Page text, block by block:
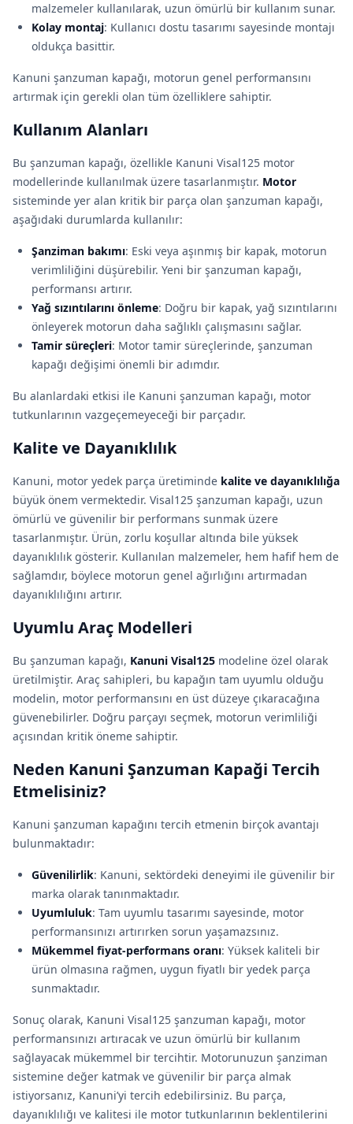
malzemeler kullanılarak, uzun ömürlü bir kullanım sunar.
Kolay montaj: Kullanıcı dostu tasarımı sayesinde montajı
oldukça basittir.
Kanuni şanzuman kapağı, motorun genel performansını
artırmak için gerekli olan tüm özelliklere sahiptir.
Kullanım Alanları
Bu şanzuman kapağı, özellikle Kanuni Visal125 motor
modellerinde kullanılmak üzere tasarlanmıştır. Motor
sisteminde yer alan kritik bir parça olan şanzuman kapağı,
aşağıdaki durumlarda kullanılır:
Şanziman bakımı: Eski veya aşınmış bir kapak, motorun
verimliliğini düşürebilir. Yeni bir şanzuman kapağı,
performansı artırır.
Yağ sızıntılarını önleme: Doğru bir kapak, yağ sızıntılarını
önleyerek motorun daha sağlıklı çalışmasını sağlar.
Tamir süreçleri: Motor tamir süreçlerinde, şanzuman
kapağı değişimi önemli bir adımdır.
Bu alanlardaki etkisi ile Kanuni şanzuman kapağı, motor
tutkunlarının vazgeçemeyeceği bir parçadır.
Kalite ve Dayanıklılık
Kanuni, motor yedek parça üretiminde kalite ve dayanıklılığa
büyük önem vermektedir. Visal125 şanzuman kapağı, uzun
ömürlü ve güvenilir bir performans sunmak üzere
tasarlanmıştır. Ürün, zorlu koşullar altında bile yüksek
dayanıklılık gösterir. Kullanılan malzemeler, hem hafif hem de
sağlamdır, böylece motorun genel ağırlığını artırmadan
dayanıklılığını artırır.
Uyumlu Araç Modelleri
Bu şanzuman kapağı, Kanuni Visal125 modeline özel olarak
üretilmiştir. Araç sahipleri, bu kapağın tam uyumlu olduğu
modelin, motor performansını en üst düzeye çıkaracağına
güvenebilirler. Doğru parçayı seçmek, motorun verimliliği
açısından kritik öneme sahiptir.
Neden Kanuni Şanzuman Kapaği Tercih
Etmelisiniz?
Kanuni şanzuman kapağını tercih etmenin birçok avantajı
bulunmaktadır:
Güvenilirlik: Kanuni, sektördeki deneyimi ile güvenilir bir
marka olarak tanınmaktadır.
Uyumluluk: Tam uyumlu tasarımı sayesinde, motor
performansınızı artırırken sorun yaşamazsınız.
Mükemmel fiyat-performans oranı: Yüksek kaliteli bir
ürün olmasına rağmen, uygun fiyatlı bir yedek parça
sunmaktadır.
Sonuç olarak, Kanuni Visal125 şanzuman kapağı, motor
performansınızı artıracak ve uzun ömürlü bir kullanım
sağlayacak mükemmel bir tercihtir. Motorunuzun şanziman
sistemine değer katmak ve güvenilir bir parça almak
istiyorsanız, Kanuni’yi tercih edebilirsiniz. Bu parça,
dayanıklılığı ve kalitesi ile motor tutkunlarının beklentilerini